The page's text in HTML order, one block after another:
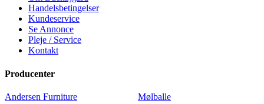
Handelsbetingelser
Kundeservice
Se Annonce
Pleje / Service
Kontakt
Producenter
Andersen Furniture
Mølballe